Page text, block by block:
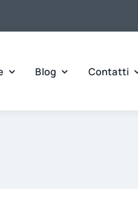
Blog Contatti